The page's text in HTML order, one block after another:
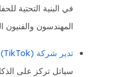
المهندسون والفنيون
تدير شركة ByteDance (TikTok)
سياتل تركز على